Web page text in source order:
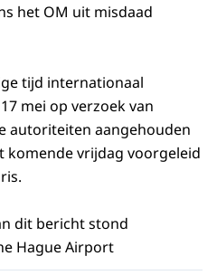
het OM uit misdaad
tijd internationaal
mei op verzoek van
autoriteiten aangehouden
komende vrijdag voorgeleid
dit bericht stond
Hague Airport